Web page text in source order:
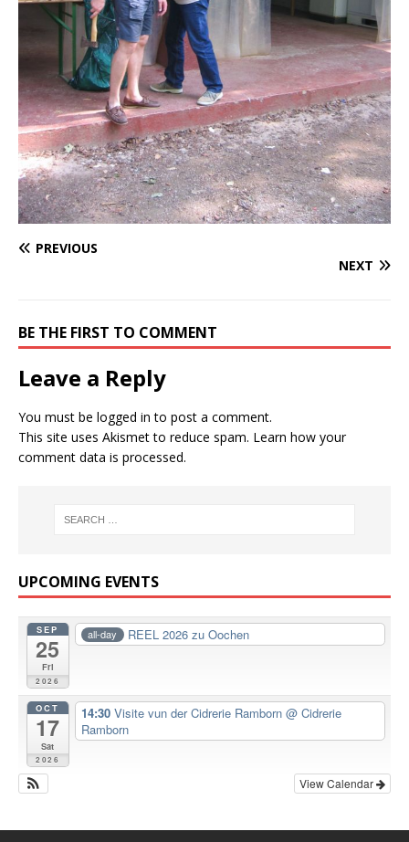
PREVIOUS
NEXT
BE THE FIRST TO COMMENT
Leave a Reply
You must be logged in to post a comment.
This site uses Akismet to reduce spam. Learn how your
comment data is processed.
UPCOMING EVENTS
SEP
25
Fri
2026
all-day REEL 2026 zu Oochen
OCT
17
Sat
2026
14:30 Visite vun der Cidrerie Ramborn @ Cidrerie
Ramborn
View Calendar